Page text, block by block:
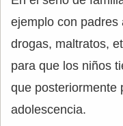
ejemplo con padres
drogas, maltratos,
para que los niños
que posteriormente
adolescencia.